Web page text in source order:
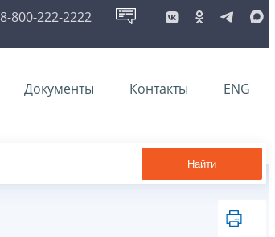
8-800-222-2222
Документы Контакты ENG
Найти